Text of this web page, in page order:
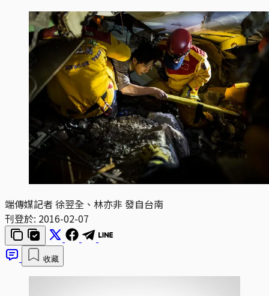
端傳媒記者 徐翌全、林亦非 發自台南
刊登於: 2016-02-07
收藏